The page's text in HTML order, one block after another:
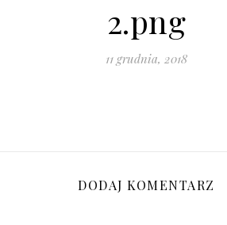
2.png
11 grudnia, 2018
DODAJ KOMENTARZ